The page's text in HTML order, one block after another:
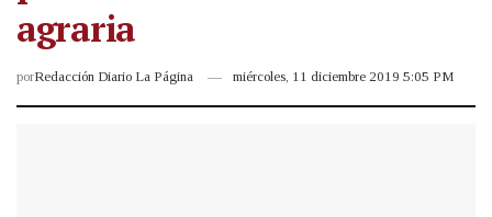
agraria
porRedacción Diario La Página miércoles, 11 diciembre 2019 5:05 PM